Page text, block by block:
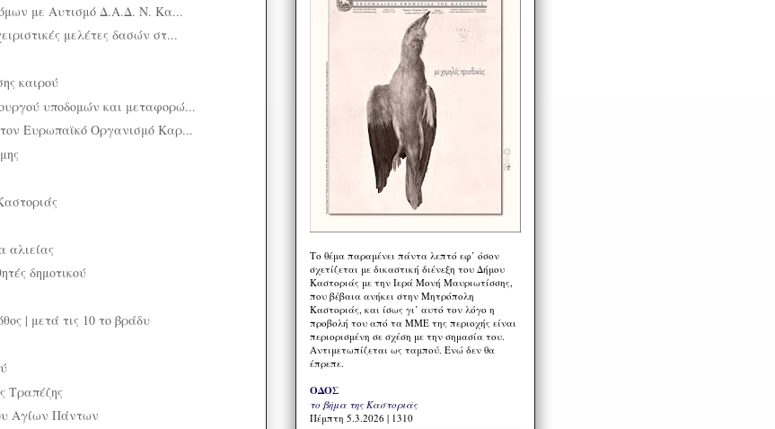
με Αυτισμό Δ.Α.Δ. Ν. Κα...
μελέτες δασών στ...
καιρού
υποδομών και μεταφορώ...
Ευρωπαϊκό Οργανισμό Καρ...
αλιείας
δημοτικού
| μετά τις 10 το βράδυ
Τραπέζης
Αγίων Πάντων
Το θέμα παραμένει πάντα λεπτό εφ’ όσον
σχετίζεται με δικαστική διένεξη του Δήμου
Καστοριάς με την Ιερά Μονή Μαυριωτίσσης,
που βέβαια ανήκει στην Μητρόπολη
Καστοριάς, και ίσως γι’ αυτό τον λόγο η
προβολή του από τα ΜΜΕ της περιοχής είναι
περιορισμένη σε σχέση με την σημασία του.
Αντιμετωπίζεται ως ταμπού. Ενώ δεν θα
έπρεπε.
ΟΔΟΣ
το βήμα της Καστοριάς
Πέμπτη 5.3.2026 | 1310